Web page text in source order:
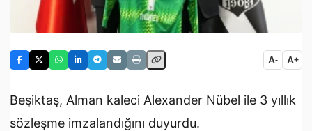
A- A+
Beşiktaş, Alman kaleci Alexander Nübel ile 3 yıllık
sözleşme imzalandığını duyurdu.